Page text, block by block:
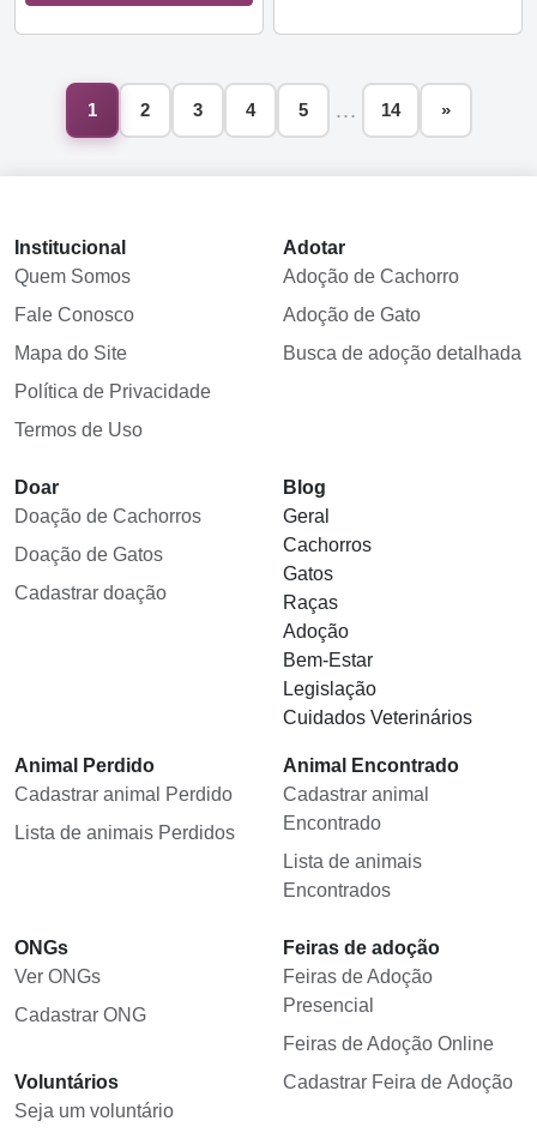
1 2 3 4 5 … 14 »
Institucional
Quem Somos
Fale Conosco
Mapa do Site
Política de Privacidade
Termos de Uso
Adotar
Adoção de Cachorro
Adoção de Gato
Busca de adoção detalhada
Doar
Doação de Cachorros
Doação de Gatos
Cadastrar doação
Blog
Geral
Cachorros
Gatos
Raças
Adoção
Bem-Estar
Legislação
Cuidados Veterinários
Animal Perdido
Cadastrar animal Perdido
Lista de animais Perdidos
Animal Encontrado
Cadastrar animal
Encontrado
Lista de animais
Encontrados
ONGs
Ver ONGs
Cadastrar ONG
Voluntários
Seja um voluntário
Feiras de adoção
Feiras de Adoção
Presencial
Feiras de Adoção Online
Cadastrar Feira de Adoção